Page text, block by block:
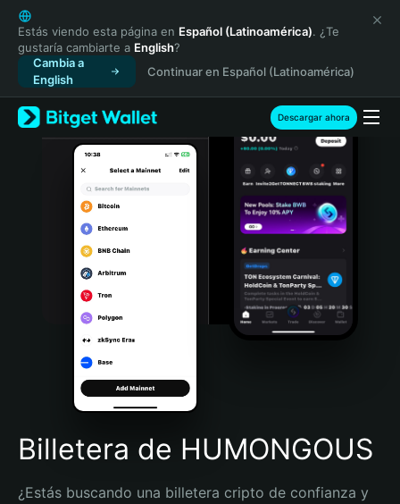
English
日本語
Tiếng Việt
Русский
Español (Latinoamérica)
Türkçe
Italiano
Português (Portugal)
Bahasa Indonesia
Português (Brasil)
Español (Argentina)
Estás viendo esta página en Español (Latinoamérica). ¿Te
gustaría cambiarte a English?
Cambia a
English
Continuar en Español (Latinoamérica)
Descargar ahora
Billetera de HUMONGOUS
¿Estás buscando una billetera cripto de confianza y